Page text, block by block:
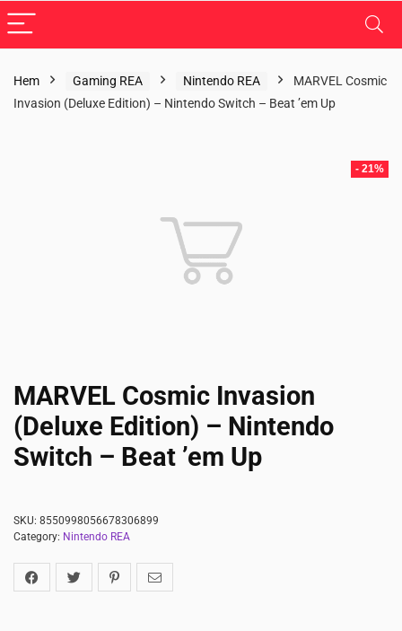
Hem Gaming REA Nintendo REA
MARVEL Cosmic
Invasion (Deluxe Edition) – Nintendo Switch – Beat ’em Up
- 21%
MARVEL Cosmic Invasion
(Deluxe Edition) – Nintendo
Switch – Beat ’em Up
SKU: 8550998056678306899
Category: Nintendo REA